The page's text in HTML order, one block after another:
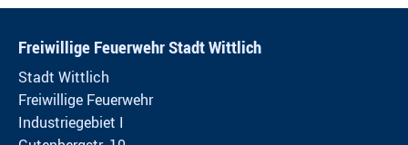
Freiwillige Feuerwehr Stadt Wittlich
Stadt Wittlich
Freiwillige Feuerwehr
Industriegebiet I